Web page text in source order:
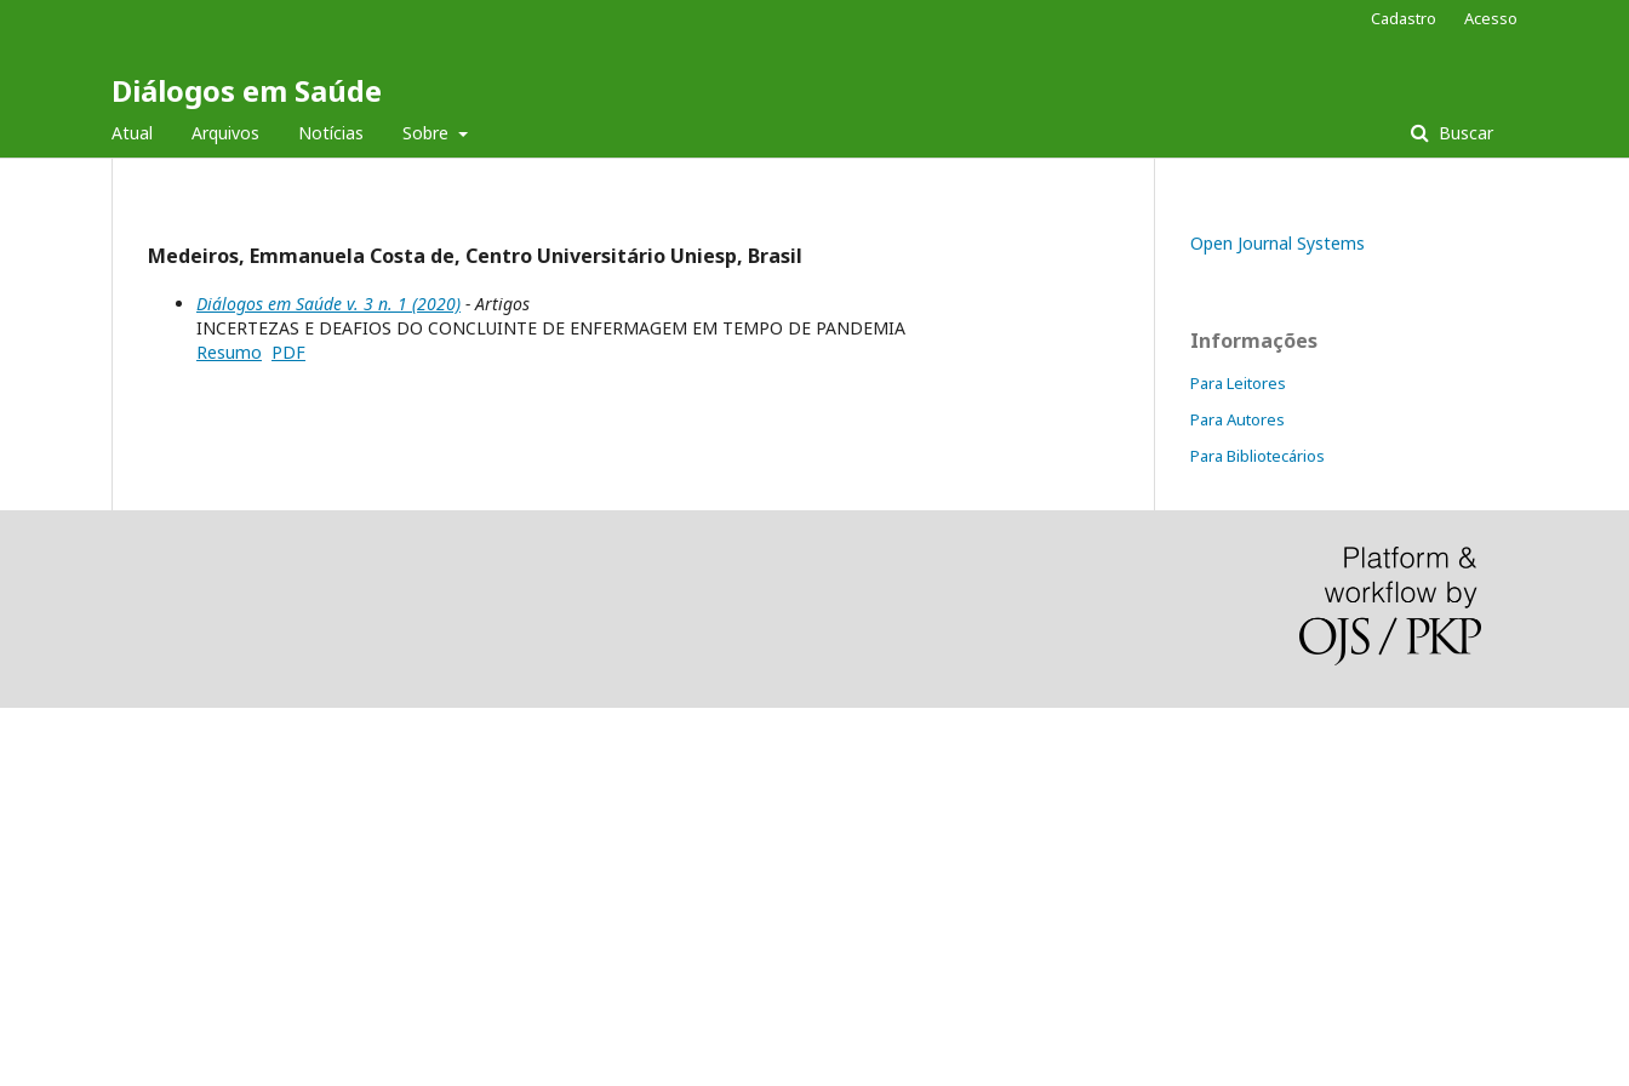
Diálogos em Saúde
Atual Arquivos Notícias Sobre Buscar
Cadastro Acesso
Medeiros, Emmanuela Costa de, Centro Universitário Uniesp, Brasil
Diálogos em Saúde v. 3 n. 1 (2020) - Artigos
INCERTEZAS E DEAFIOS DO CONCLUINTE DE ENFERMAGEM EM TEMPO DE PANDEMIA
Resumo PDF
Open Journal Systems
Informações
Para Leitores
Para Autores
Para Bibliotecários